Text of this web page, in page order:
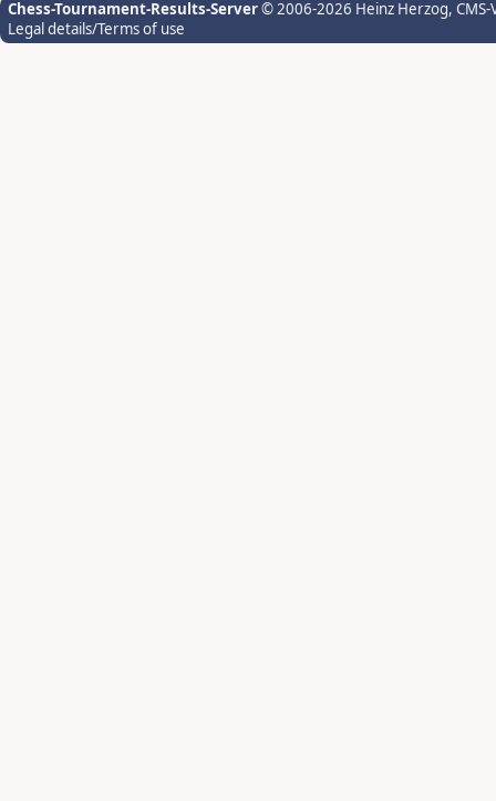
Chess-Tournament-Results-Server© 2006-2026 Heinz Herzog,
Legal details/Terms of use